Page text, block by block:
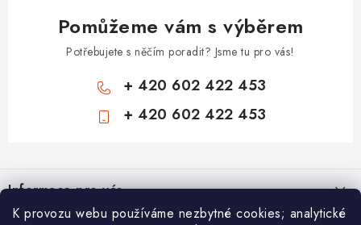
K provozu webu používáme nezbytné cookies; analytické
Pomůžeme vám s výběrem
Potřebujete s něčím poradit? Jsme tu pro vás!
+ 420 602 422 453
+ 420 602 422 453
á
pInformace pro vás
Zámečnické služby